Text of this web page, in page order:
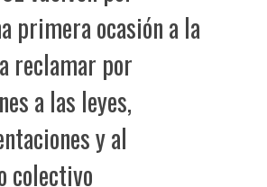
primera ocasión a la
reclamar por
a las leyes,
y al
colectivo